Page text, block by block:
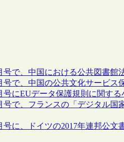
号で、中国における公共図書館
号で、中国の公共文化サービス
にEUデータ保護規則に関す
号で、フランスの「デジタル国
に、ドイツの2017年連邦公